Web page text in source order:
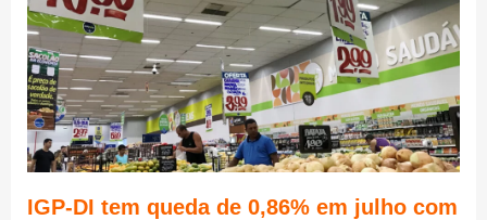
IGP-DI tem queda de 0,86% em julho com